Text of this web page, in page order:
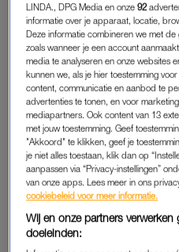
voor 100.000 euro.
VREEMD VOORSTEL
Deze schokkende onthulling
podcastDirTea Talkvan de
schrijftBild. “Geen kans
maar? Natuurlijk gaf ik geen
Lehmann.
De 24-jarige vrouw is een van
vrouwenvoetbal en heeft 15,5
Nadat Lehmann niet reageert
LINDA., DPG Media en onze92
informatie over je apparaat, locatie,
Deze informatie combineren we met
zoals wanneer je een account
media te analyseren en onze websites
kunnen we, als je hier toestemming
content, communicatie en aanbod te
advertenties te tonen, en voor
mediapartners. Ook content van 13
met jouw toestemming. Geef
"Akkoord" te klikken, geef je
je niet alles toestaan, klik dan op
aanpassen via “Privacy-instellingen”
van onze apps. Lees meer in ons
cookiebeleid voor meer informatie.
Wij en onze partners
doeleinden: